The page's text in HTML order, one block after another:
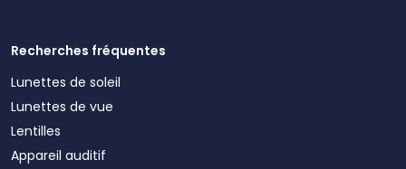
Recherches fréquentes
Lunettes de soleil
Lunettes de vue
Lentilles
Appareil auditif